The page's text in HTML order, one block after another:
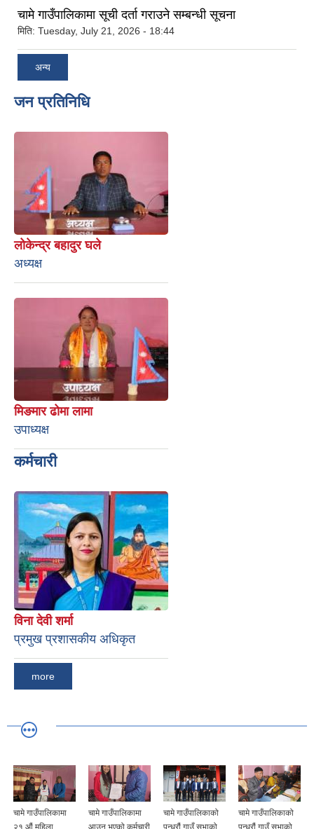
चामे गाउँपालिकामा सूची दर्ता गराउने सम्बन्धी सूचना
मिति: Tuesday, July 21, 2026 - 18:44
अन्य
जन प्रतिनिधि
लोकेन्द्र बहादुर घले
अध्यक्ष
मिङमार ढोमा लामा
उपाध्यक्ष
कर्मचारी
विना देवी शर्मा
प्रमुख प्रशासकीय अधिकृत
more
चामे गाउँपालिकामा
२१ औं महिला
चामे गाउँपालिकामा
आउनु भएको कर्मचारी
चामे गाउँपालिकाको
पन्ध्रौं गाउँ सभाको
चामे गाउँपालिकाको
पन्ध्रौं गाउँ सभाको